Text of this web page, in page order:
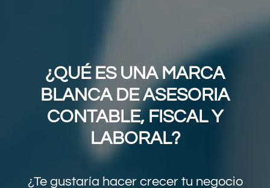
¿QUÉ ES UNA MARCA
BLANCA DE ASESORIA
CONTABLE, FISCAL Y
LABORAL?
¿Te gustaría hacer crecer tu negocio